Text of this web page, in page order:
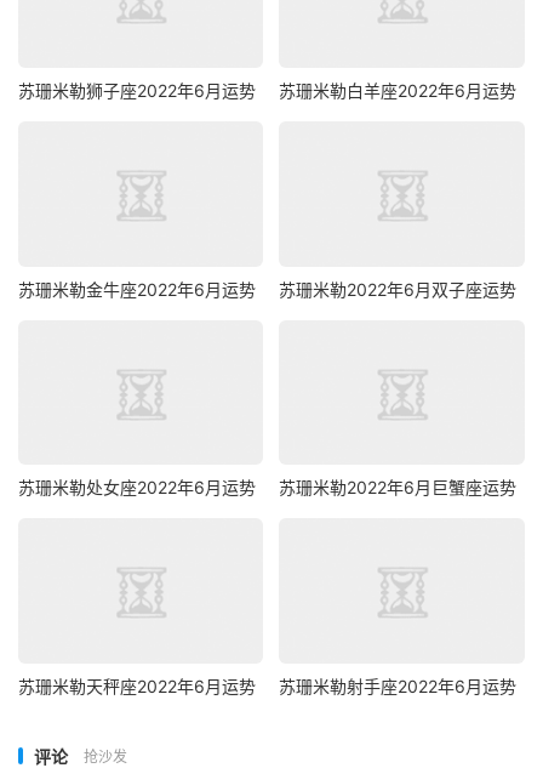
苏珊米勒狮子座2022年6月运势 苏珊米勒白羊座2022年6月运势
苏珊米勒金牛座2022年6月运势 苏珊米勒2022年6月双子座运势
苏珊米勒处女座2022年6月运势 苏珊米勒2022年6月巨蟹座运势
苏珊米勒天秤座2022年6月运势 苏珊米勒射手座2022年6月运势
评论 抢沙发